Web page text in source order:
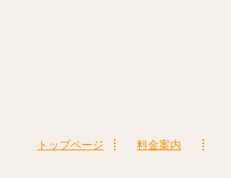
トップページ 料金案内